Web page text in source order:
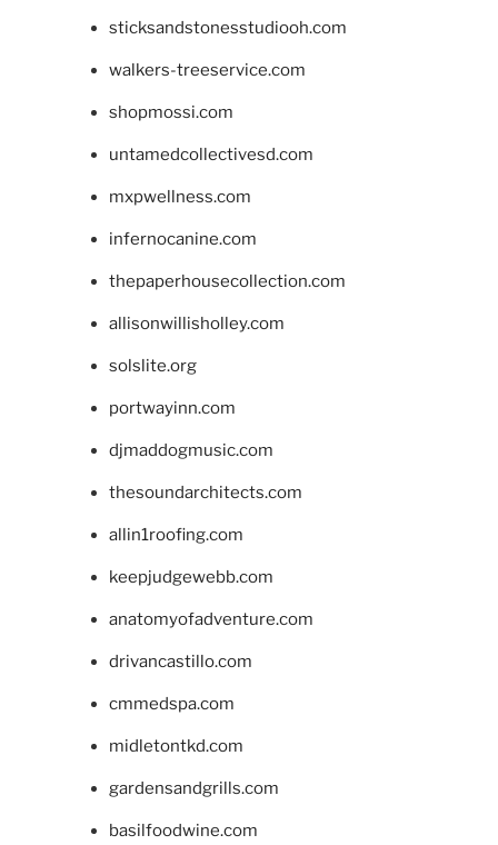
sticksandstonesstudiooh.com
walkers-treeservice.com
shopmossi.com
untamedcollectivesd.com
mxpwellness.com
infernocanine.com
thepaperhousecollection.com
allisonwillisholley.com
solslite.org
portwayinn.com
djmaddogmusic.com
thesoundarchitects.com
allin1roofing.com
keepjudgewebb.com
anatomyofadventure.com
drivancastillo.com
cmmedspa.com
midletontkd.com
gardensandgrills.com
basilfoodwine.com